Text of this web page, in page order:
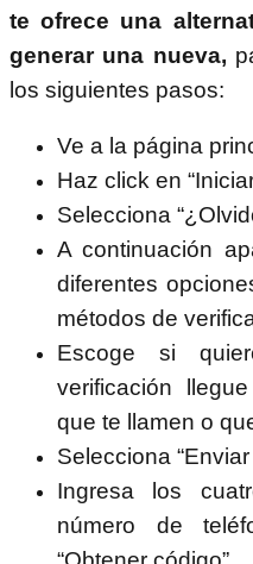
te ofrece una
generar una nueva,
los siguientes pasos:
Ve a la página
Haz click en
Selecciona
A continuación
diferentes
métodos de
Escoge si
verificación
que te llamen o
Selecciona
Ingresa los
número de